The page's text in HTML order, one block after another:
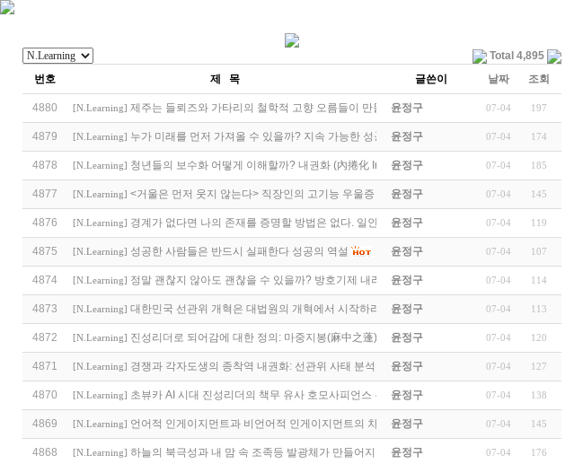
Total 4,895
번호
제 목 글쓴이 날짜 조회
4880 [N.Learning] 제주는 들뢰즈와 가타리의 철학적 고향 오름들이 만들어낸 천의…
윤정구 07-04 197
4879 [N.Learning] 누가 미래를 먼저 가져올 수 있을까? 지속 가능한 성공에 대한 …
윤정구 07-04 174
4878 [N.Learning] 청년들의 보수화 어떻게 이해할까? 내권화 ​(內捲化 Invol…윤정구 07-04 185
4877 [N.Learning] <거울은 먼저 웃지 않는다> 직장인의 고기능 우울증 윤정구 07-04 145
4876 [N.Learning] 경계가 없다면 나의 존재를 증명할 방법은 없다. 일인칭 주체의 …
윤정구 07-04 119
4875 [N.Learning] 성공한 사람들은 반드시 실패한다 성공의 역설 윤정구 07-04 107
4874 [N.Learning] 정말 괜찮지 않아도 괜찮을 수 있을까? 방호기제 내려놓기 수업
윤정구 07-04 114
4873 [N.Learning] 대한민국 선관위 개혁은 대법원의 개혁에서 시작하라. 대한민국…
윤정구 07-04 113
4872 [N.Learning] 진성리더로 되어감에 대한 정의: 마중지봉(麻中之蓬) 윤정구 07-04 120
4871 [N.Learning] 경쟁과 각자도생의 종착역 내권화: 선관위 사태 분석 윤정구 07-04 127
4870 [N.Learning] 초뷰카 AI 시대 진성리더의 책무 유사 호모사피언스 우상 타파
윤정구 07-04 138
4869 [N.Learning] 언어적 인게이지먼트과 비언어적 인게이지먼트의 차별적 영향 팀…
윤정구 07-04 145
4868 [N.Learning] 하늘의 북극성과 내 맘 속 조족등 발광체가 만들어지는 원리
윤정구 07-04 176